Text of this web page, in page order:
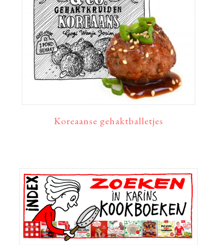
Koreaanse gehaktballetjes
Primaire
Sidebar